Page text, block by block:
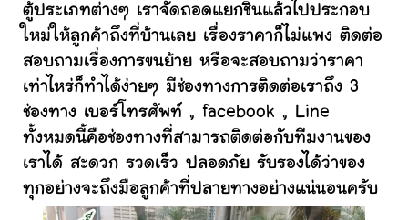
ตู้ประเภทต่างๆ เราจัดถอดแยกชิ้นแล้วไปประกอบ
ใหม่ให้ลูกค้าถึงที่บ้านเลย เรื่องราคาก็ไม่แพง ติดต่อ
สอบถามเรื่องการขนย้าย หรือจะสอบถามว่าราคา
เท่าไหร่ก็ทำได้ง่ายๆ มีช่องทางการติดต่อเราถึง 3
ช่องทาง เบอร์โทรศัพท์ , facebook , Line
ทั้งหมดนี้คือช่องทางที่สามารถติดต่อกับทีมงานของ
เราได้ สะดวก รวดเร็ว ปลอดภัย รับรองได้ว่าของ
ทุกอย่างจะถึงมือลูกค้าที่ปลายทางอย่างแน่นอนครับ